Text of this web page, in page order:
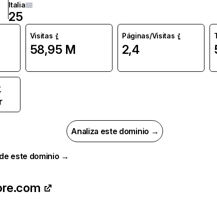
Italia
25
Visitas
58,95 M
Páginas/Visitas
2,4
Analiza este dominio →
este dominio →